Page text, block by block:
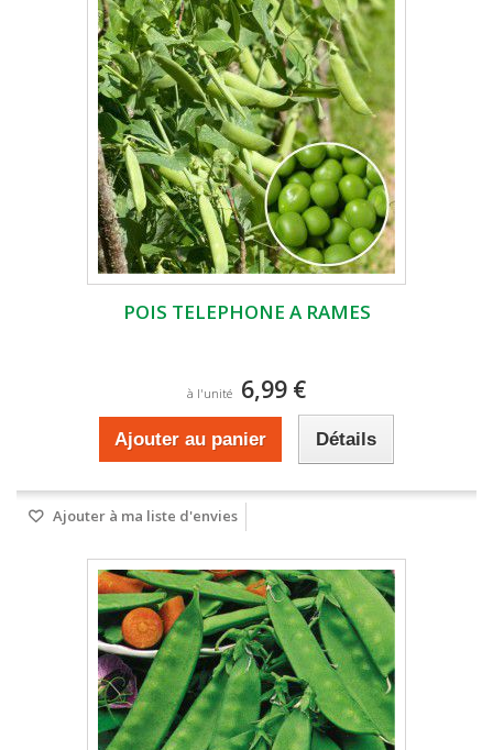
POIS TELEPHONE A RAMES
à l'unité 6,99 €
Ajouter au panier Détails
Ajouter à ma liste d'envies